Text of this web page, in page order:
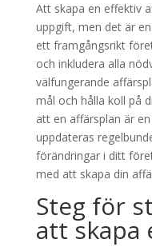
Att skapa en effektiv
uppgift, men det är
ett framgångsrikt
och inkludera alla
välfungerande
mål och hålla koll på
att en affärsplan är
uppdateras
förändringar i ditt
med att skapa din
Steg för
att skapa